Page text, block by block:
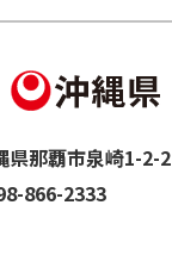
那覇市泉崎1-2-2
866-2333